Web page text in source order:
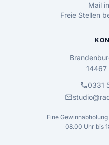
Mail
Freie Stellen
14467
call0331
mail
Eine
08.00 Uhr bis